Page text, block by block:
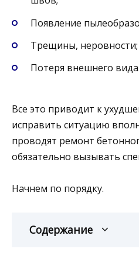
Появление
Трещины, неровности;
Потеря внешнего вида.
Все это приводит к
исправить ситуацию
проводят ремонт
обязательно вызывать
Начнем по порядку.
Содержание